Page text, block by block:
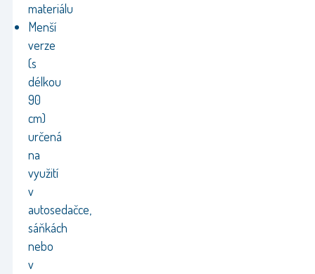
materiálu
Menší
verze
(s
délkou
90
cm)
určená
na
využití
v
autosedačce,
sáňkách
nebo
v